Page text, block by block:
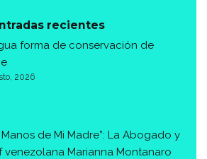
recientes
forma de conservación de
2026
Manos de Mi Madre”: La Abogado y
venezolana Marianna Montanaro